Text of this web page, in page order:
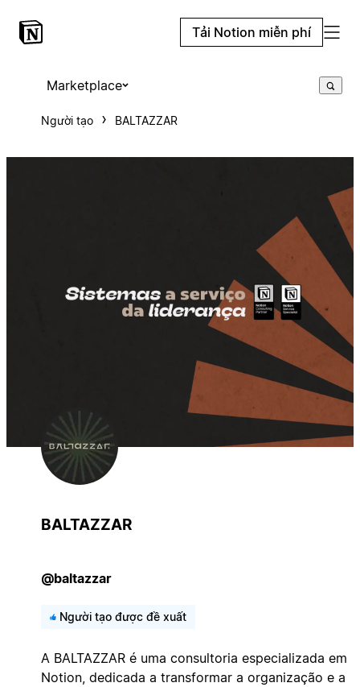
Tải Notion miễn phí
Marketplace
Người tạo BALTAZZAR
BALTAZZAR
@baltazzar
Người tạo được đề xuất
A BALTAZZAR é uma consultoria especializada em
Notion, dedicada a transformar a organização e a